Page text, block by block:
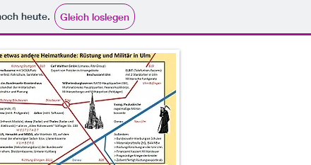
heute. Gleich loslegen